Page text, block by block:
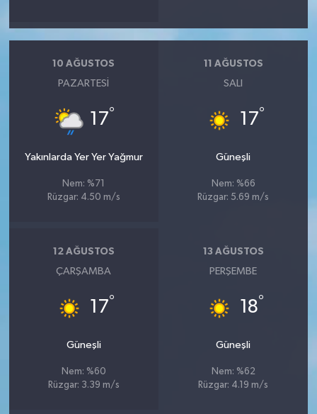
10 AĞUSTOS
PAZARTESI
17°
Yakınlarda Yer Yer Yağmur
Nem: %71
Rüzgar: 4.50 m/s
11 AĞUSTOS
SALI
17°
Güneşli
Nem: %66
Rüzgar: 5.69 m/s
12 AĞUSTOS
ÇARŞAMBA
17°
Güneşli
Nem: %60
Rüzgar: 3.39 m/s
13 AĞUSTOS
PERŞEMBE
18°
Güneşli
Nem: %62
Rüzgar: 4.19 m/s